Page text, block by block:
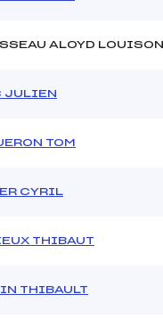
ALOYD LOUISON
JULIEN
TOM
CYRIL
THIBAUT
THIBAULT